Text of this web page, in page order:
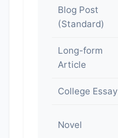
Blog Post
(Standard)
Long-form
Article
College Essay
Novel